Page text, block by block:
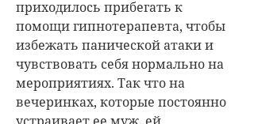
приходилось прибегать к
помощи гипнотерапевта, чтобы
избежать панической атаки и
чувствовать себя нормально на
мероприятиях. Так что на
вечеринках, которые постоянно